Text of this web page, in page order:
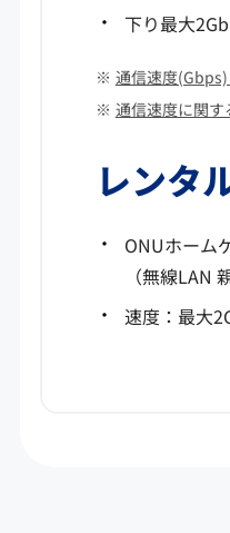
下り最大
通信速度
通信速度に関す
レンタ
ONUホーム
（無線LAN
速度：最大